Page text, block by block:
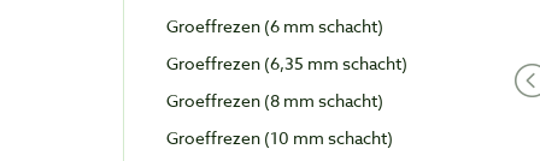
Groeffrezen (6 mm schacht)
Groeffrezen (6,35 mm schacht)
Groeffrezen (8 mm schacht)
Groeffrezen (10 mm schacht)